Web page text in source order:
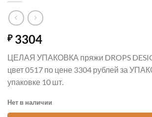
₽3304
ЦЕЛАЯ УПАКОВКА пряжи DROPS
цвет 0517 по цене 3304 рублей за
упаковке 10 шт.
Нет в наличии